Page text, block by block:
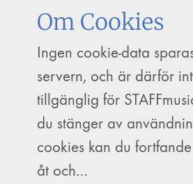
Om Cookies
Ingen cookie-data
servern, och är därför
tillgänglig för
du stänger av
cookies kan du
åt och…